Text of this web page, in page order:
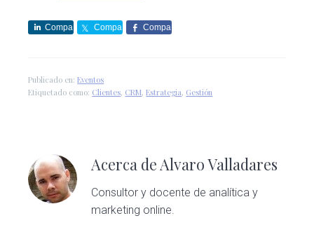
Compa
Compa
Compa
Publicado en:Eventos
Etiquetado como: Clientes, CRM,Estrategia, Gestión
Acerca de Alvaro Valladares
Consultor y docente de analítica y
marketing online.